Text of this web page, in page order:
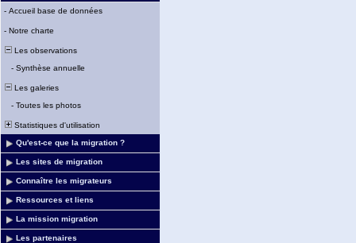
- Accueil base de données
- Notre charte
Les observations
- Synthèse annuelle
Les galeries
- Toutes les photos
Statistiques d'utilisation
Qu'est-ce que la migration ?
Les sites de migration
Connaître les migrateurs
Ressources et liens
La mission migration
Les partenaires